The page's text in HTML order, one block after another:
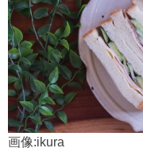
画像:ikura